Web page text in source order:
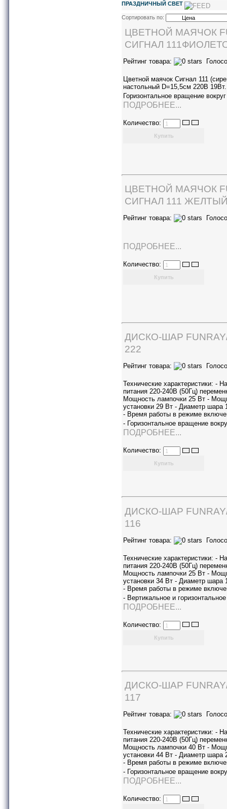
ПРАЗДНИЧНЫЙ СВЕТ
Сортировать по:
ЦВЕТНОЙ МАЯЧОК
СИГНАЛ
Рейтинг товара:
Цветной маячок Сигнал 111
настольный D=15,5см 220В 19Вт.
Горизонтальное вращение
ПОДРОБНЕЕ...
Количество:
ЦВЕТНОЙ МАЯЧОК
СИГНАЛ 111
Рейтинг товара:
ПОДРОБНЕЕ...
Количество:
ДИСКО-ШАР
222
Рейтинг товара:
Технические характеристики: -
питания 220-240В (50Гц)
Мощность лампочки 25 Вт -
установки 29 Вт - Диаметр шара
- Время работы в режиме
- Горизонтальное вращение
ПОДРОБНЕЕ...
Количество:
ДИСКО-ШАР
116
Рейтинг товара:
Технические характеристики: -
питания 220-240В (50Гц)
Мощность лампочки 25 Вт -
установки 34 Вт - Диаметр шара
- Время работы в режиме
- Вертикальное и
ПОДРОБНЕЕ...
Количество:
ДИСКО-ШАР
117
Рейтинг товара:
Технические характеристики: -
питания 220-240В (50Гц)
Мощность лампочки 40 Вт -
установки 44 Вт - Диаметр шара
- Время работы в режиме
- Горизонтальное вращение
ПОДРОБНЕЕ...
Количество: